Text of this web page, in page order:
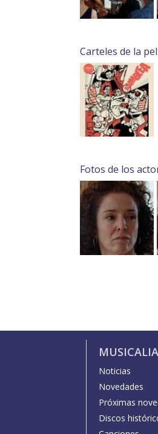
Carteles de la
Fotos de los
MUSICALIA
Noticias
Novedades
Próximas
Discos